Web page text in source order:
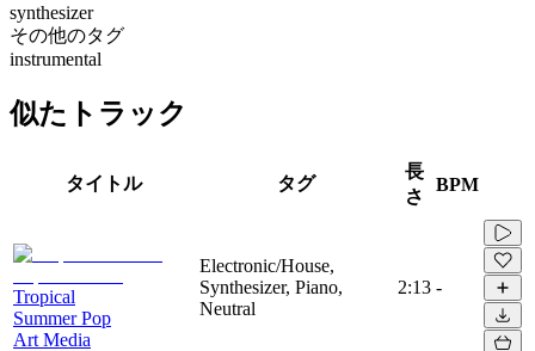
synthesizer
その他のタグ
instrumental
似たトラック
タイトル タグ
長
さ
BPM
Tropical
Summer Pop
Art Media
Electronic/House,
Synthesizer, Piano,
Neutral
2:13 -